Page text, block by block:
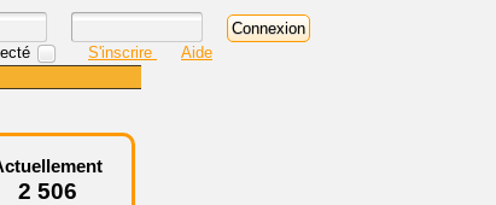
S'inscrire Aide
2 506